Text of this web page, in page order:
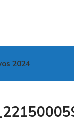
2024